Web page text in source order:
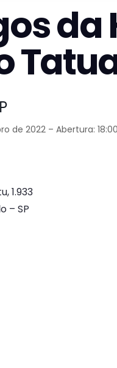
da
de 2022 – Abertura: 18:00
1.933
– SP